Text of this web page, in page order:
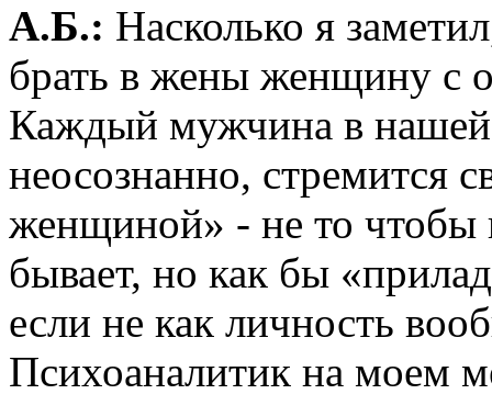
А.Б.: Насколько я
брать в жены женщину с
Каждый мужчина в нашей
неосознанно, стремится
женщиной» - не то чтобы
бывает, но как бы
если не как личность
Психоаналитик на моем